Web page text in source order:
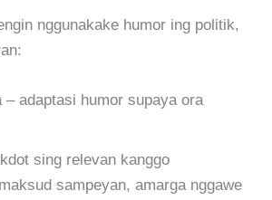
nggunakake humor ing politik,
– adaptasi humor supaya ora
sing relevan kanggo
sampeyan, amarga nggawe